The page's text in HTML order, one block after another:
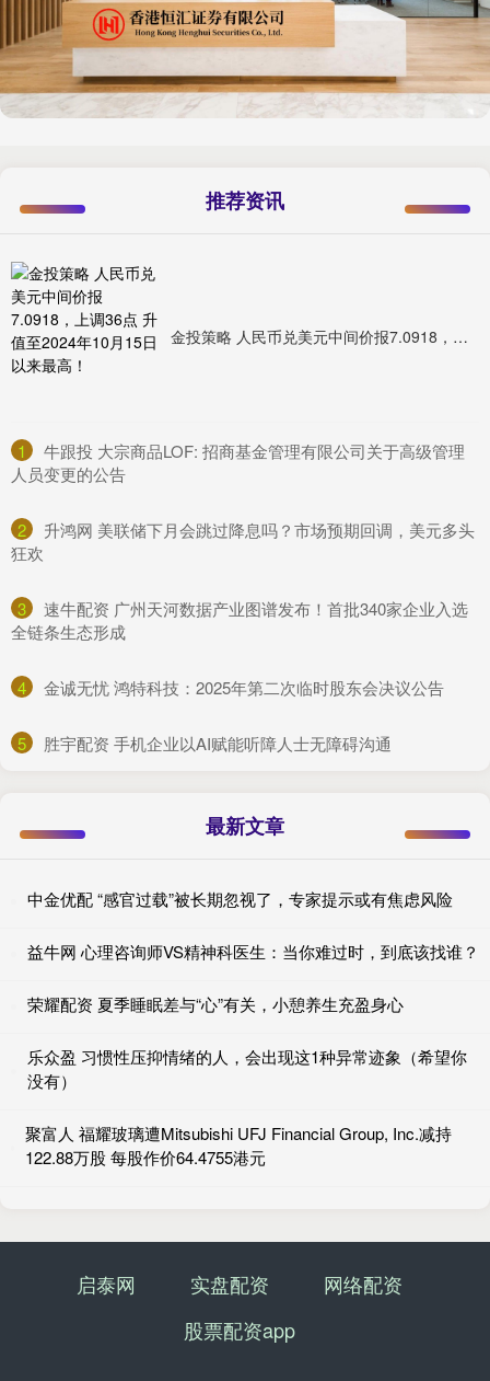
推荐资讯
金投策略 人民币兑美元中间价报7.0918，上调36点 升值至2024年10月15日以来最高！
1
​牛跟投 大宗商品LOF: 招商基金管理有限公司关于高级管理
人员变更的公告
2
​升鸿网 美联储下月会跳过降息吗？市场预期回调，美元多头
狂欢
3
​速牛配资 广州天河数据产业图谱发布！首批340家企业入选
全链条生态形成
4 ​金诚无忧 鸿特科技：2025年第二次临时股东会决议公告
5 ​胜宇配资 手机企业以AI赋能听障人士无障碍沟通
最新文章
中金优配 “感官过载”被长期忽视了，专家提示或有焦虑风险
益牛网 心理咨询师VS精神科医生：当你难过时，到底该找谁？
荣耀配资 夏季睡眠差与“心”有关，小憩养生充盈身心
乐众盈 习惯性压抑情绪的人，会出现这1种异常迹象（希望你
没有）
聚富人 福耀玻璃遭Mitsubishi UFJ Financial Group, Inc.减持
122.88万股 每股作价64.4755港元
启泰网 实盘配资
网络配资
股票配资app